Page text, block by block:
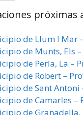
próximas
de Llum I Mar
de Munts, Els
de Perla, La –
de Robert –
de Sant
de Camarles
de